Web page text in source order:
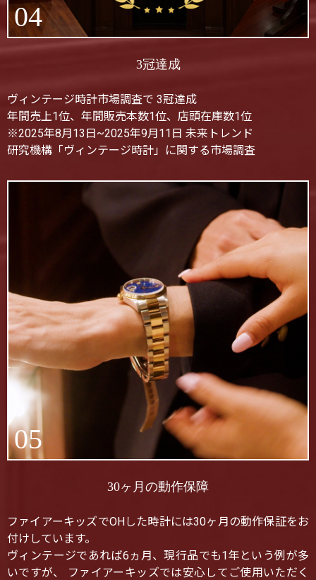
04
3冠達成
ヴィンテージ時計市場調査で 3冠達成
年間売上1位、年間販売本数1位、店頭在庫数1位
※2025年8月13日~2025年9月11日 未来トレンド
研究機構「ヴィンテージ時計」に関する市場調査
05
30ヶ月の動作保障
ファイアーキッズでOHした時計には30ヶ月の動作保証をお
付けしています。
ヴィンテージであれば6ヵ月、現行品でも1年という例が多
いですが、 ファイアーキッズでは安心してご使用いただく